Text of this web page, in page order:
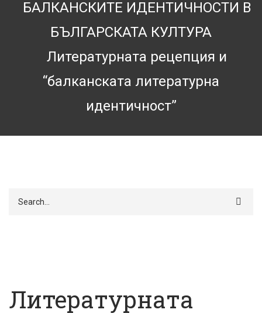
БАЛКАНСКИТЕ ИДЕНТИЧНОСТИ В
БЪЛГАРСКАТА КУЛТУРА
Литературната рецепция и
“балканската литературна
идентичност”
Литературната